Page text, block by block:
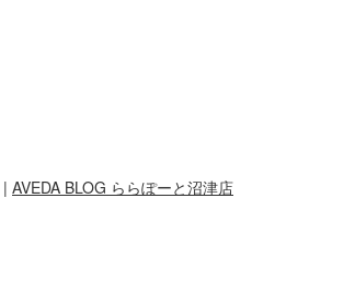
| AVEDA BLOG ららぽーと沼津店